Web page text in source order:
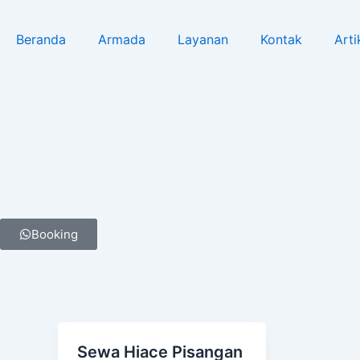
Beranda Armada Layanan Kontak
Booking
Sewa Hiace Pisangan